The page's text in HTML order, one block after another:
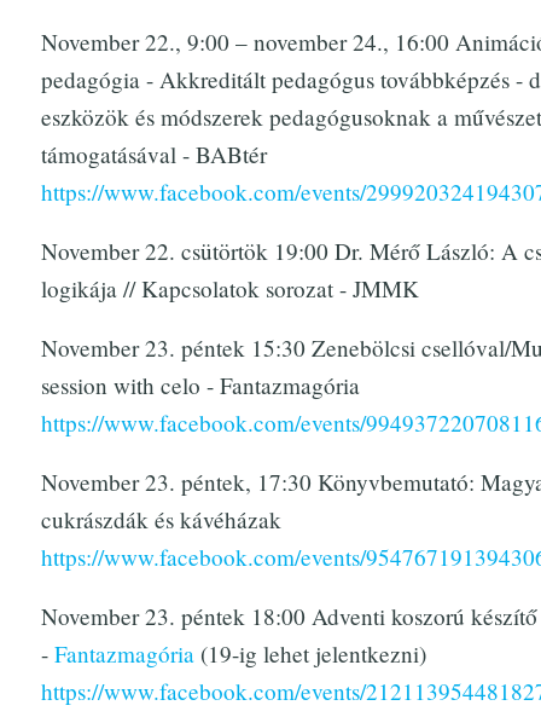
November 22., 9:00 – november 24., 16:00
pedagógia - Akkreditált pedagógus továbbképzés -
eszközök és módszerek pedagógusoknak a
támogatásával - BABtér
https://www.facebook.com/events/
November 22. csütörtök 19:00 Dr. Mérő László: A
logikája // Kapcsolatok sorozat - JMMK
November 23. péntek 15:30 Zenebölcsi csellóval/
session with celo - Fantazmagória
https://www.facebook.com/events/
November 23. péntek, 17:30 Könyvbemutató:
cukrászdák és kávéházak
https://www.facebook.com/events/
November 23. péntek 18:00 Adventi koszorú
- Fantazmagória(19-ig lehet jelentkezni)
https://www.facebook.com/events/